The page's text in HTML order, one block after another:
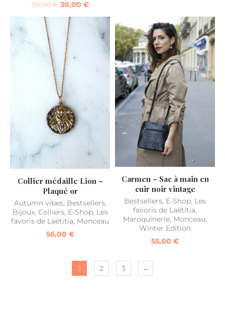
39,90€ 30,00 €
Collier médaille Lion –
Plaqué or
Autumn vibes, Bestsellers,
Bijoux, Colliers, E-Shop, Les
favoris de Laëtitia, Monceau
56,00 €
Carmen – Sac à main en
cuir noir vintage
Bestsellers, E-Shop, Les
favoris de Laëtitia,
Maroquinerie, Monceau,
Winter Edition
55,00 €
1 2 3 →